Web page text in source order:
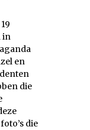
in
en
die
die